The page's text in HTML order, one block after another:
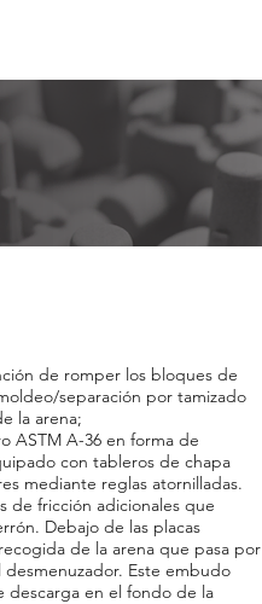
de romper los bloques de
separación por tamizado
la arena;
ASTM A-36 en forma de
con tableros de chapa
mediante reglas atornilladas.
de fricción adicionales que
Debajo de las placas
de la arena que pasa por
Este embudo
descarga en el fondo de la